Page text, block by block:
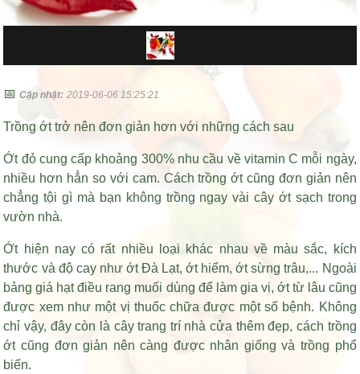
📅Cập nhật: 2019-06-06 15:25:21
Trồng ớt trở nên đơn giản hơn với những cách sau
Ớt đỏ cung cấp khoảng 300% nhu cầu về vitamin C mỗi ngày,
nhiều hơn hẳn so với cam. Cách trồng ớt cũng đơn giản nên
chẳng tội gì mà bạn không trồng ngay vài cây ớt sạch trong
vườn nhà.
Ớt hiện nay có rất nhiều loại khác nhau về màu sắc, kích
thước và độ cay như ớt Đà Lạt, ớt hiểm, ớt sừng trâu,... Ngoài
bảng giá hạt điều rang muối dùng để làm gia vị, ớt từ lâu cũng
được xem như một vị thuốc chữa được một số bệnh. Không
chỉ vậy, đây còn là cây trang trí nhà cửa thêm đẹp, cách trồng
ớt cũng đơn giản nên càng được nhân giống và trồng phổ
biến.